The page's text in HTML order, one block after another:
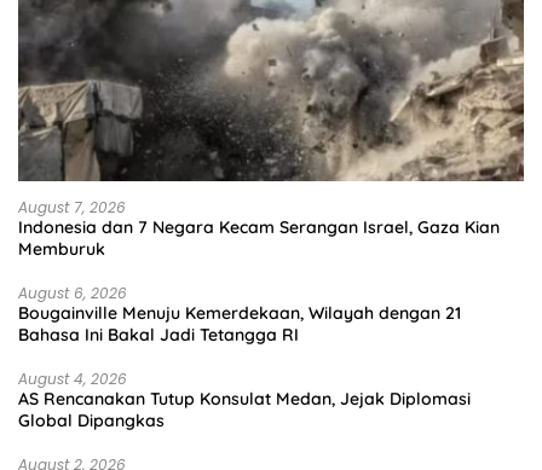
August 7, 2026
Indonesia dan 7 Negara Kecam Serangan Israel, Gaza Kian
Memburuk
August 6, 2026
Bougainville Menuju Kemerdekaan, Wilayah dengan 21
Bahasa Ini Bakal Jadi Tetangga RI
August 4, 2026
AS Rencanakan Tutup Konsulat Medan, Jejak Diplomasi
Global Dipangkas
August 2, 2026